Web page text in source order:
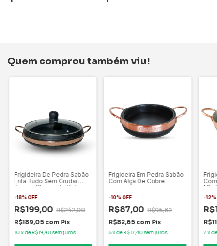
Quem comprou também viu!
Frigideira De Pedra Sabão
Frita Tudo Sem Grudar
Tampa Chique de Vidro
-18%OFF
R$199,00 R$242,00
R$189,05 com Pix
10xdeR$19,90sem juros
Frigideira Em Pedra Sabão
Com Alça De Cobre
-10%OFF
R$87,00 R$96,82
R$82,65 com Pix
5xdeR$17,40sem juros
ML
-12%
7x